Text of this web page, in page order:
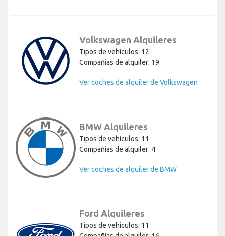
Volkswagen Alquileres
Tipos de vehículos: 12
Compañías de alquiler: 19
Ver coches de alquiler de Volkswagen
BMW Alquileres
Tipos de vehículos: 11
Compañías de alquiler: 4
Ver coches de alquiler de BMW
Ford Alquileres
Tipos de vehículos: 11